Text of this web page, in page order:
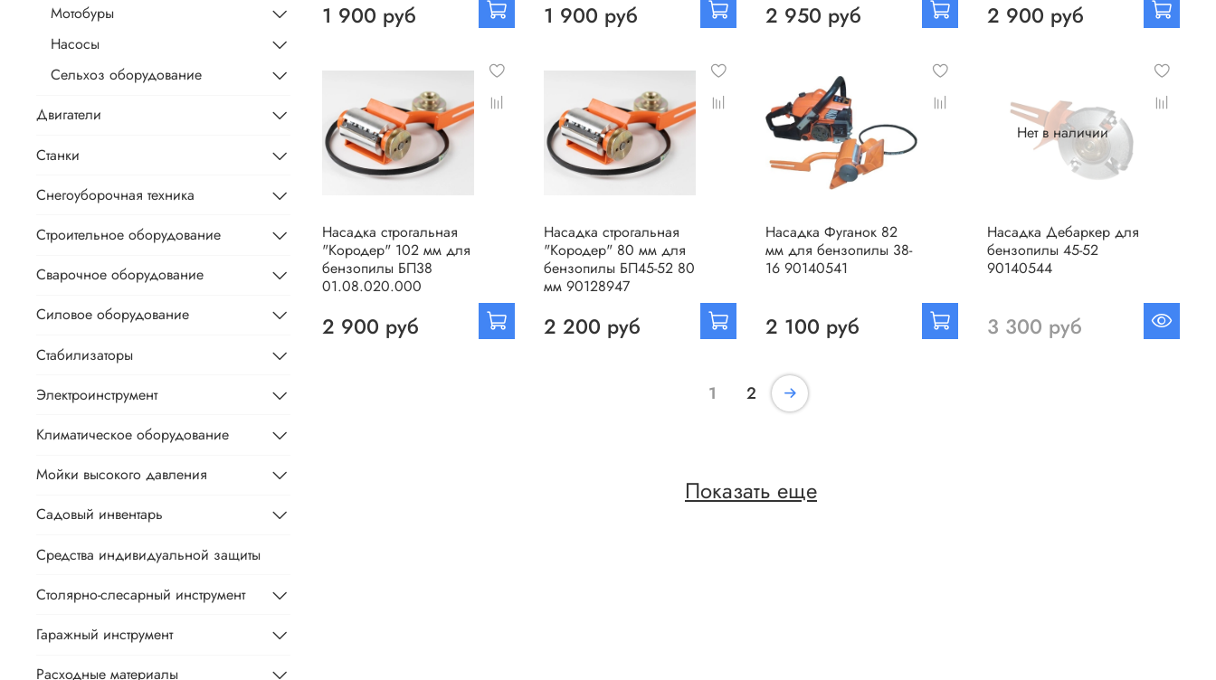
1 900 руб 1 900 руб 2 950 руб 2 900 руб
Насадка строгальная
"Кородер" 102 мм для
бензопилы БП38
01.08.020.000
2 900 руб
Насадка строгальная
"Кородер" 80 мм для
бензопилы БП45-52 80
мм 90128947
2 200 руб
Насадка Фуганок 82
мм для бензопилы 38-
16 90140541
2 100 руб
Нет в наличии
Насадка Дебаркер для
бензопилы 45-52
90140544
3 300 руб
1 2
Показать еще
Мотобуры
Насосы
Сельхоз оборудование
Двигатели
Станки
Снегоуборочная техника
Строительное оборудование
Сварочное оборудование
Силовое оборудование
Стабилизаторы
Электроинструмент
Климатическое оборудование
Мойки высокого давления
Садовый инвентарь
Средства индивидуальной защиты
Столярно-слесарный инструмент
Гаражный инструмент
Расходные материалы